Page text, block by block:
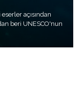
açısından
beri UNESCO'nun